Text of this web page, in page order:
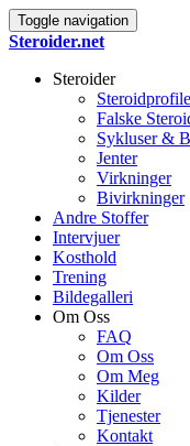
Toggle navigation
Steroider.net
Steroider
Falske
Sykluser &
Jenter
Virkninger
Bivirkninger
Andre Stoffer
Intervjuer
Kosthold
Trening
Bildegalleri
Om Oss
FAQ
Om Oss
Om Meg
Kilder
Tjenester
Kontakt